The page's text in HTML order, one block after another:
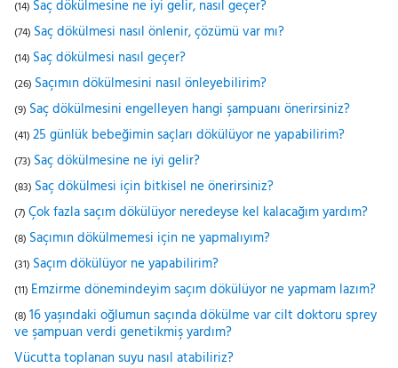
(14) Saç dökülmesine ne iyi gelir, nasıl geçer?
(74) Saç dökülmesi nasıl önlenir, çözümü var mı?
(14) Saç dökülmesi nasıl geçer?
(26) Saçımın dökülmesini nasıl önleyebilirim?
(9) Saç dökülmesini engelleyen hangi şampuanı önerirsiniz?
(41) 25 günlük bebeğimin saçları dökülüyor ne yapabilirim?
(73) Saç dökülmesine ne iyi gelir?
(83) Saç dökülmesi için bitkisel ne önerirsiniz?
(7) Çok fazla saçım dökülüyor neredeyse kel kalacağım yardım?
(8) Saçımın dökülmemesi için ne yapmalıyım?
(31) Saçım dökülüyor ne yapabilirim?
(11) Emzirme dönemindeyim saçım dökülüyor ne yapmam lazım?
(8) 16 yaşındaki oğlumun saçında dökülme var cilt doktoru sprey
ve şampuan verdi genetikmiş yardım?
Vücutta toplanan suyu nasıl atabiliriz?